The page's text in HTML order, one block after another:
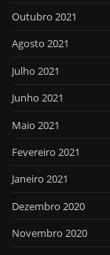
Outubro 2021
Agosto 2021
Julho 2021
Junho 2021
Maio 2021
Fevereiro 2021
Janeiro 2021
Dezembro 2020
Novembro 2020